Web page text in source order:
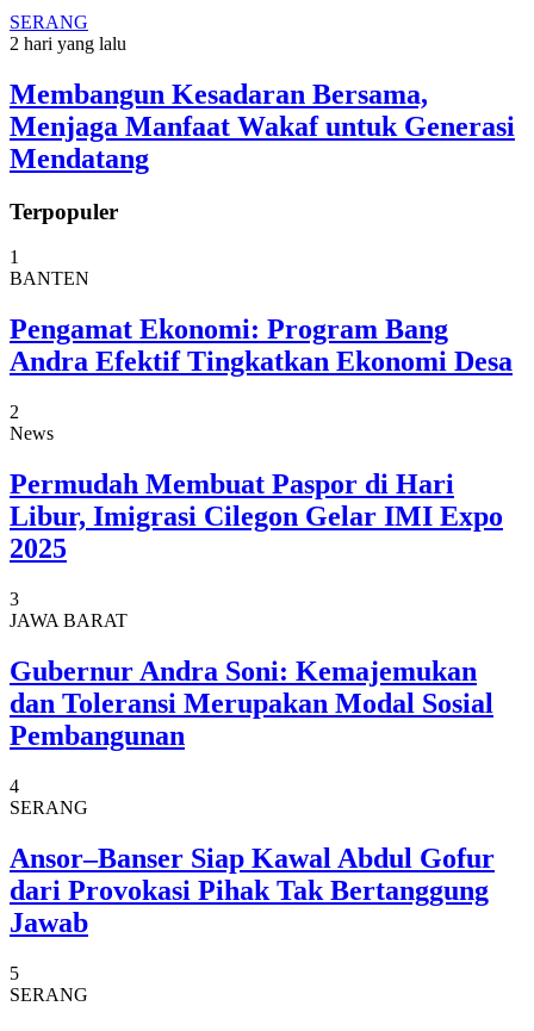
SERANG
2 hari yang lalu
Membangun Kesadaran Bersama,
Menjaga Manfaat Wakaf untuk Generasi
Mendatang
Terpopuler
1
BANTEN
Pengamat Ekonomi: Program Bang
Andra Efektif Tingkatkan Ekonomi Desa
2
News
Permudah Membuat Paspor di Hari
Libur, Imigrasi Cilegon Gelar IMI Expo
2025
3
JAWA BARAT
Gubernur Andra Soni: Kemajemukan
dan Toleransi Merupakan Modal Sosial
Pembangunan
4
SERANG
Ansor–Banser Siap Kawal Abdul Gofur
dari Provokasi Pihak Tak Bertanggung
Jawab
5
SERANG